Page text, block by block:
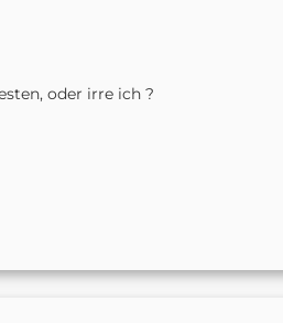
oder irre ich ?